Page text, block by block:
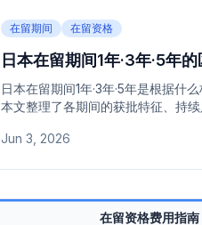
在留期间 在留资格
日本在留期间1年·3年·5年的
日本在留期间1年·3年·5年是根据什
本文整理了各期间的获批特征、持
Jun 3, 2026